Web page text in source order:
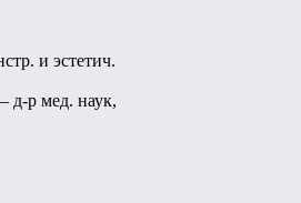
и эстетич.
д-р мед. наук,